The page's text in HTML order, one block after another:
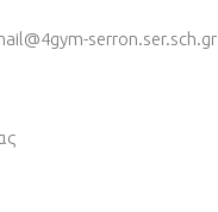
serron.ser.sch.gr